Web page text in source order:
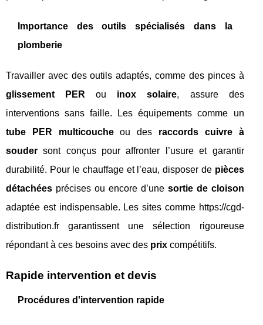
Importance des outils spécialisés dans la
plomberie
Travailler avec des outils adaptés, comme des pinces à
glissement PER ou inox solaire, assure des
interventions sans faille. Les équipements comme un
tube PER multicoucheou des raccords cuivre à
souder sont conçus pour affronter l’usure et garantir
durabilité. Pour le chauffage et l’eau, disposer de pièces
détachées précises ou encore d’une sortie de cloison
adaptée est indispensable. Les sites comme https://cgd-
distribution.fr garantissent une sélection rigoureuse
répondant à ces besoins avec des prix compétitifs.
Rapide intervention et devis
Procédures d'intervention rapide